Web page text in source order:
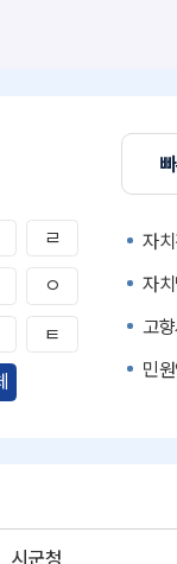
ㄹ
ㅇ
ㅌ
자
자
고향
민
시군청